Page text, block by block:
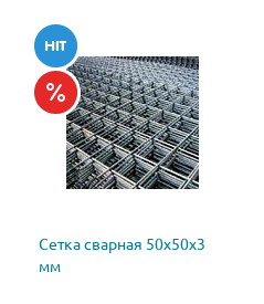
Сетка сварная 50х50х3
мм